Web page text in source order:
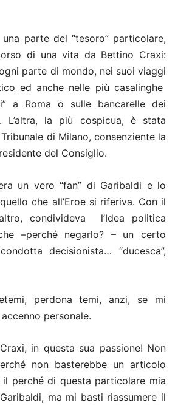
parte del “tesoro” particolare,
di una vita da Bettino Craxi:
parte di mondo, nei suoi viaggi
ed anche nelle più casalinghe
a Roma o sulle bancarelle dei
L’altra, la più cospicua, è stata
Tribunale di Milano, consenziente la
del Consiglio.
un vero “fan” di Garibaldi e lo
che all’Eroe si riferiva. Con il
condivideva l’Idea politica
–perché negarlo? – un certo
decisionista… “ducesca”,
perdona temi, anzi, se mi
personale.
in questa sua passione! Non
non basterebbe un articolo
perché di questa particolare mia
ma mi basti riassumere il